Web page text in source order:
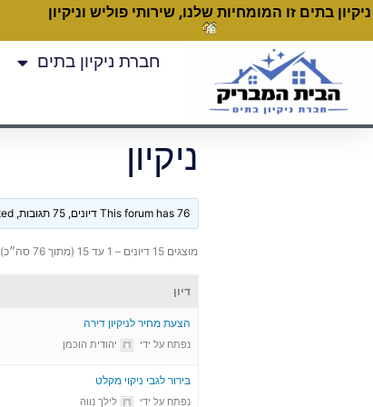
ניקיון בתים זו המומחיות שלנו, שירותי פוליש וניקיון
חברת ניקיון בתים
ניקיון
This forum has 76 דיונים, 75 תגובות, and was last updated
מוצגים 15 דיונים – 1 עד 15 (מתוך 76 סה״כ)
דיון
הצעת מחיר לניקיון דירה
נפתח על ידי יהודית הוכמן
בירור לגבי ניקוי מקלט
נפתח על ידי לילך נווה